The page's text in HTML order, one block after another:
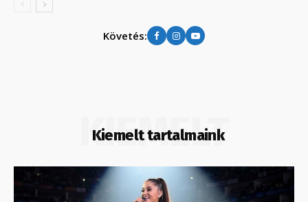
Követés:
Kiemelt tartalmaink
KIEMELT